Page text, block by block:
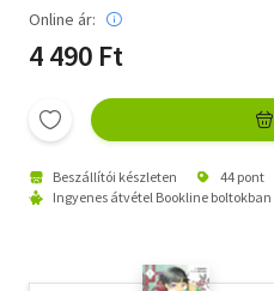
Online ár:
4 490 Ft
Beszállítói készleten 44 pont
Ingyenes átvétel Bookline boltokban